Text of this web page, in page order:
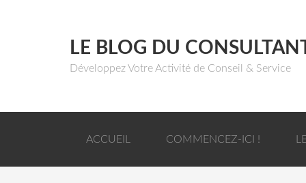
LE BLOG DU
Développez Votre Activité de Conseil & Service
ACCUEIL COMMENCEZ-ICI !